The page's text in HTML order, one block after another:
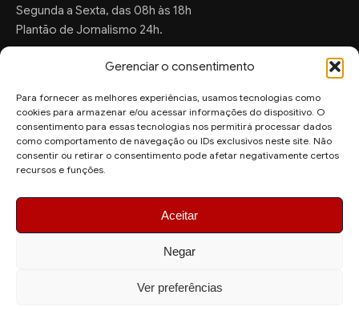
Gerenciar o consentimento
Para fornecer as melhores experiências, usamos tecnologias como
cookies para armazenar e/ou acessar informações do dispositivo. O
consentimento para essas tecnologias nos permitirá processar dados
como comportamento de navegação ou IDs exclusivos neste site. Não
consentir ou retirar o consentimento pode afetar negativamente certos
recursos e funções.
Aceitar
Negar
Ver preferências
Segunda a Sexta, das 08h às 18h
Plantão de Jornalismo 24h.
FALE CONOSCO
Sugestões de Pauta:
ronaldo.valentim150@gmail.com
© 2026 AquiAgora - Todos os direitos reservados.